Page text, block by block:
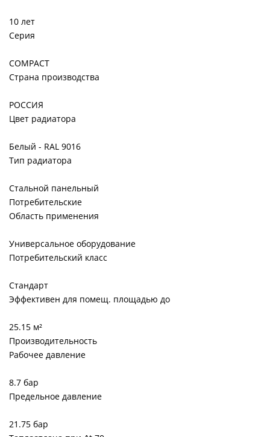
10 лет
Серия
COMPACT
Страна производства
РОССИЯ
Цвет радиатора
Белый - RAL 9016
Тип радиатора
Стальной панельный
Потребительские
Область применения
Универсальное оборудование
Потребительский класс
Стандарт
Эффективен для помещ. площадью до
25.15 м²
Производительность
Рабочее давление
8.7 бар
Предельное давление
21.75 бар